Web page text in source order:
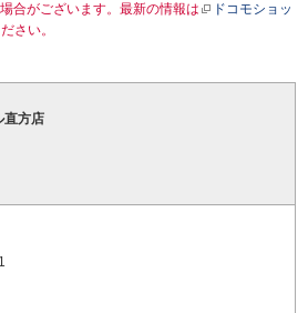
合がございます。最新の情報は
ドコモショッ
さい。
直方店